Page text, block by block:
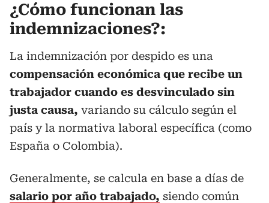
¿Cómo funcionan las
indemnizaciones?:
La indemnización por despido es una
compensación económica que recibe un
trabajador cuando es desvinculado sin
justa causa, variando su cálculo según el
país y la normativa laboral específica (como
España o Colombia).
Generalmente, se calcula en base a días de
salario por año trabajado, siendo común